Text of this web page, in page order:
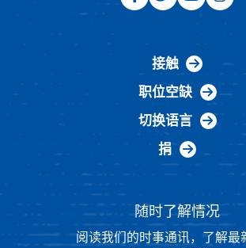
接触
职位空缺
切换语言
捐
随时了解情况
阅读我们的时事通讯，了解最